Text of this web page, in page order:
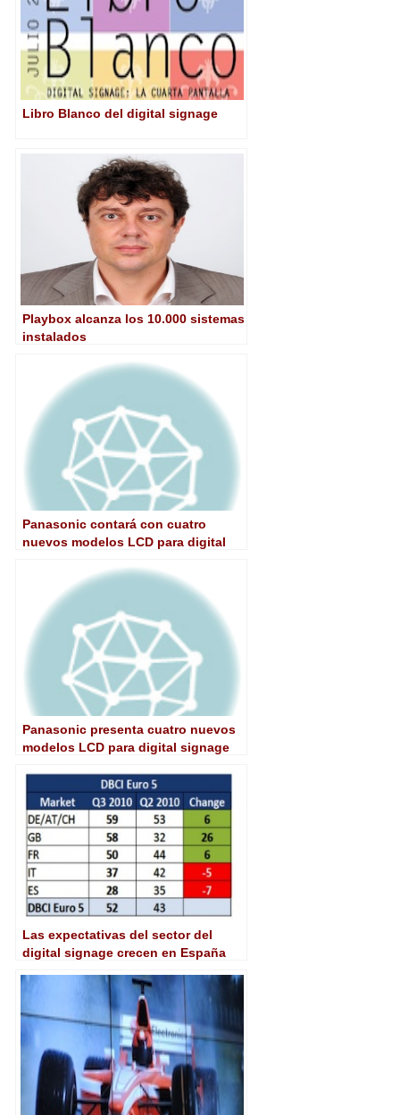
Libro Blanco del digital signage
Playbox alcanza los 10.000 sistemas
instalados
Panasonic contará con cuatro
nuevos modelos LCD para digital
Panasonic presenta cuatro nuevos
modelos LCD para digital signage
Las expectativas del sector del
digital signage crecen en España